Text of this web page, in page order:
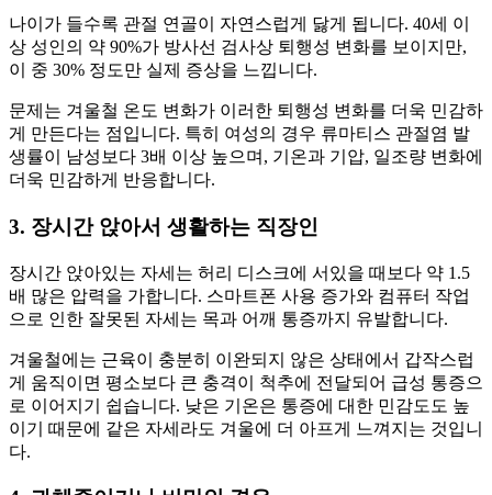
나이가 들수록 관절 연골이 자연스럽게 닳게 됩니다. 40세 이
상 성인의 약 90%가 방사선 검사상 퇴행성 변화를 보이지만,
이 중 30% 정도만 실제 증상을 느낍니다.
문제는 겨울철 온도 변화가 이러한 퇴행성 변화를 더욱 민감하
게 만든다는 점입니다. 특히 여성의 경우 류마티스 관절염 발
생률이 남성보다 3배 이상 높으며, 기온과 기압, 일조량 변화에
더욱 민감하게 반응합니다.
3. 장시간 앉아서 생활하는 직장인
장시간 앉아있는 자세는 허리 디스크에 서있을 때보다 약 1.5
배 많은 압력을 가합니다. 스마트폰 사용 증가와 컴퓨터 작업
으로 인한 잘못된 자세는 목과 어깨 통증까지 유발합니다.
겨울철에는 근육이 충분히 이완되지 않은 상태에서 갑작스럽
게 움직이면 평소보다 큰 충격이 척추에 전달되어 급성 통증으
로 이어지기 쉽습니다. 낮은 기온은 통증에 대한 민감도도 높
이기 때문에 같은 자세라도 겨울에 더 아프게 느껴지는 것입니
다.